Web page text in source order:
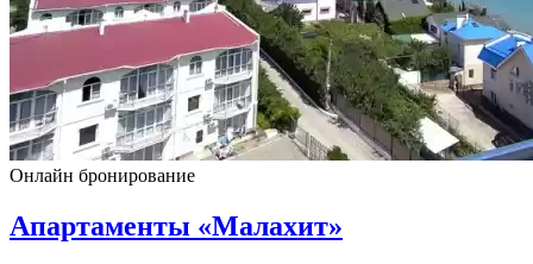
Онлайн бронирование
Апартаменты «Малахит»